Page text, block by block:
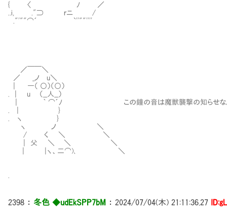
{ 〈 ﾉ ／
..i, ."⊃ ｒニ /
."'""⌒´ `''""''''
／￣￣＼
／ _ノ u＼
| ―（ ○）（○）
. | u （__人__）
| ｀ ⌒´ﾉ この鐘の音は魔獣襲撃の知らせなん
. | }
. ヽ }
ヽ ノ ＼
/ く ＼ ＼
| 父 ＼ ＼ ＼
| |ヽ、二⌒)､ ＼
2398 ： 冬色 ◆udEkSPP7bM ： 2024/07/04(木) 21:11:36.27